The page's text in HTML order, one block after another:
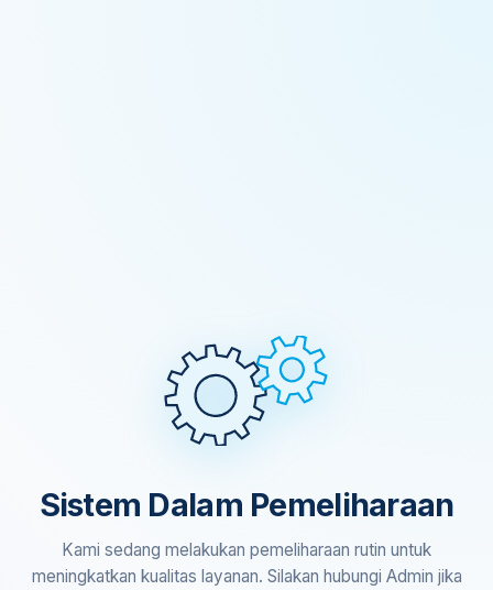
Sistem Dalam Pemeliharaan
Kami sedang melakukan pemeliharaan rutin untuk
meningkatkan kualitas layanan. Silakan hubungi Admin jika